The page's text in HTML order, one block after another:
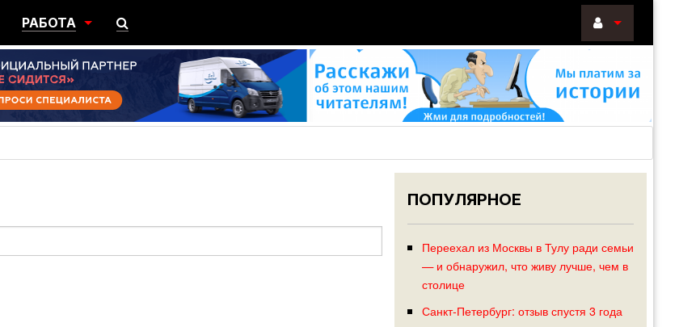
РАБОТА
ПОИСК РАБОТЫ
РАЗМЕСТИТЬ ВАКАНСИЮ
Войти
ПОПУЛЯРНОЕ
Переехал из Москвы в Тулу ради семьи
— и обнаружил, что живу лучше, чем в
столице
Санкт-Петербург: отзыв спустя 3 года